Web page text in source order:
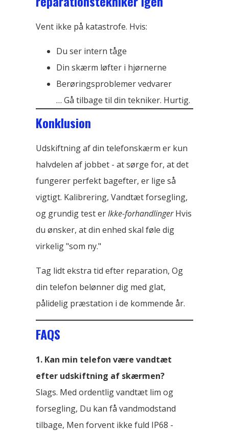
Vent ikke på katastrofe. Hvis:
Du ser intern tåge
Din skærm løfter i hjørnerne
Berøringsproblemer vedvarer
… Gå tilbage til din tekniker. Hurtig.
Konklusion
Udskiftning af din telefonskærm er kun
halvdelen af ​​jobbet - at sørge for, at det
fungerer perfekt bagefter, er lige så
vigtigt. Kalibrering, Vandtæt forsegling,
og grundig test erIkke-forhandlingerHvis
du ønsker, at din enhed skal føle dig
virkelig "som ny."
Tag lidt ekstra tid efter reparation, Og
din telefon belønner dig med glat,
pålidelig præstation i de kommende år.
FAQS
1. Kan min telefon være vandtæt
efter udskiftning af skærmen?
Slags. Med ordentlig vandtæt lim og
forsegling, Du kan få vandmodstand
tilbage, Men forvent ikke fuld IP68 -